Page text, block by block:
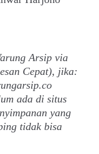
Arsip via
Cepat), jika:
ada di situs
yang
tidak bisa